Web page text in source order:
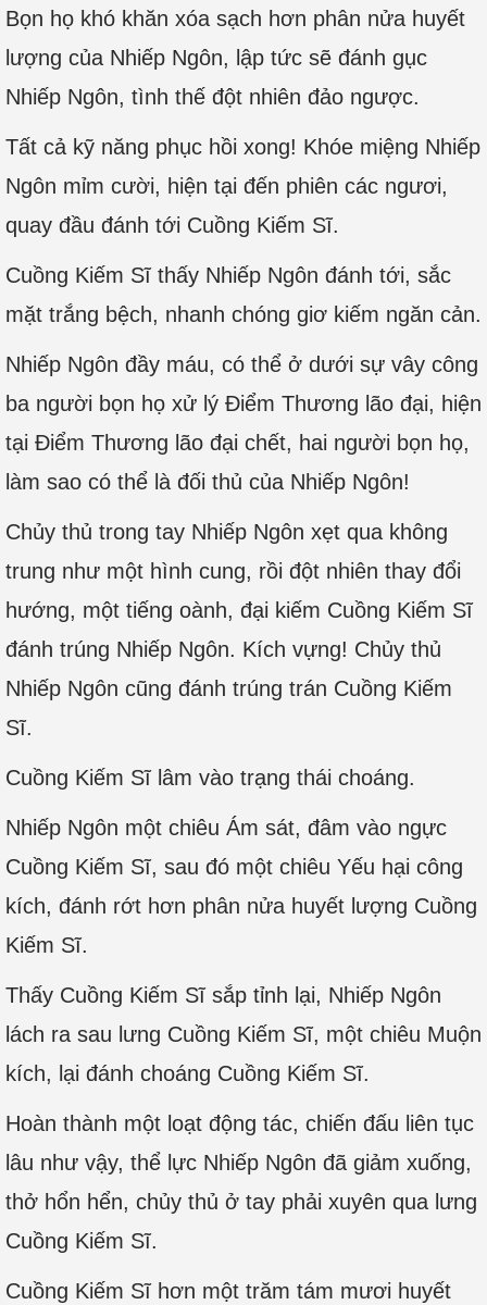
Bọn họ khó khăn xóa sạch hơn phân nửa huyết
lượng của Nhiếp Ngôn, lập tức sẽ đánh gục
Nhiếp Ngôn, tình thế đột nhiên đảo ngược.
Tất cả kỹ năng phục hồi xong! Khóe miệng Nhiếp
Ngôn mỉm cười, hiện tại đến phiên các ngươi,
quay đầu đánh tới Cuồng Kiếm Sĩ.
Cuồng Kiếm Sĩ thấy Nhiếp Ngôn đánh tới, sắc
mặt trắng bệch, nhanh chóng giơ kiếm ngăn cản.
Nhiếp Ngôn đầy máu, có thể ở dưới sự vây công
ba người bọn họ xử lý Điểm Thương lão đại, hiện
tại Điểm Thương lão đại chết, hai người bọn họ,
làm sao có thể là đối thủ của Nhiếp Ngôn!
Chủy thủ trong tay Nhiếp Ngôn xẹt qua không
trung như một hình cung, rồi đột nhiên thay đổi
hướng, một tiếng oành, đại kiếm Cuồng Kiếm Sĩ
đánh trúng Nhiếp Ngôn. Kích vựng! Chủy thủ
Nhiếp Ngôn cũng đánh trúng trán Cuồng Kiếm
Sĩ.
Cuồng Kiếm Sĩ lâm vào trạng thái choáng.
Nhiếp Ngôn một chiêu Ám sát, đâm vào ngực
Cuồng Kiếm Sĩ, sau đó một chiêu Yếu hại công
kích, đánh rớt hơn phân nửa huyết lượng Cuồng
Kiếm Sĩ.
Thấy Cuồng Kiếm Sĩ sắp tỉnh lại, Nhiếp Ngôn
lách ra sau lưng Cuồng Kiếm Sĩ, một chiêu Muộn
kích, lại đánh choáng Cuồng Kiếm Sĩ.
Hoàn thành một loạt động tác, chiến đấu liên tục
lâu như vậy, thể lực Nhiếp Ngôn đã giảm xuống,
thở hổn hển, chủy thủ ở tay phải xuyên qua lưng
Cuồng Kiếm Sĩ.
Cuồng Kiếm Sĩ hơn một trăm tám mươi huyết